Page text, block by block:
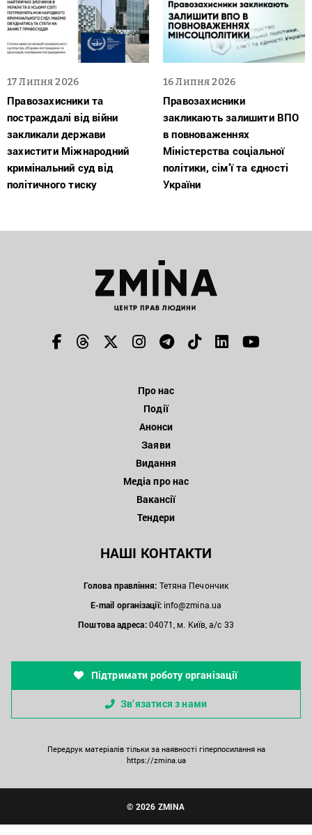
17 Липня 2026
Правозахисники та
постраждалі від війни
закликали держави
захистити Міжнародний
кримінальний суд від
політичного тиску
16 Липня 2026
Правозахисники
закликають залишити ВПО
в повноваженнях
Міністерства соціальної
політики, сім’ї та єдності
України
Про нас
Події
Анонси
Заяви
Видання
Медіа про нас
Вакансії
Тендери
НАШІ КОНТАКТИ
Голова правління: Тетяна Печончик
E-mail організації: info@zmina.ua
Поштова адреса:04071, м. Київ, а/с 33
Підтримати роботу організації
Зв’язатися з нами
Передрук матеріалів тільки за наявності гіперпосилання на
https://zmina.ua
© 2026 ZMINA